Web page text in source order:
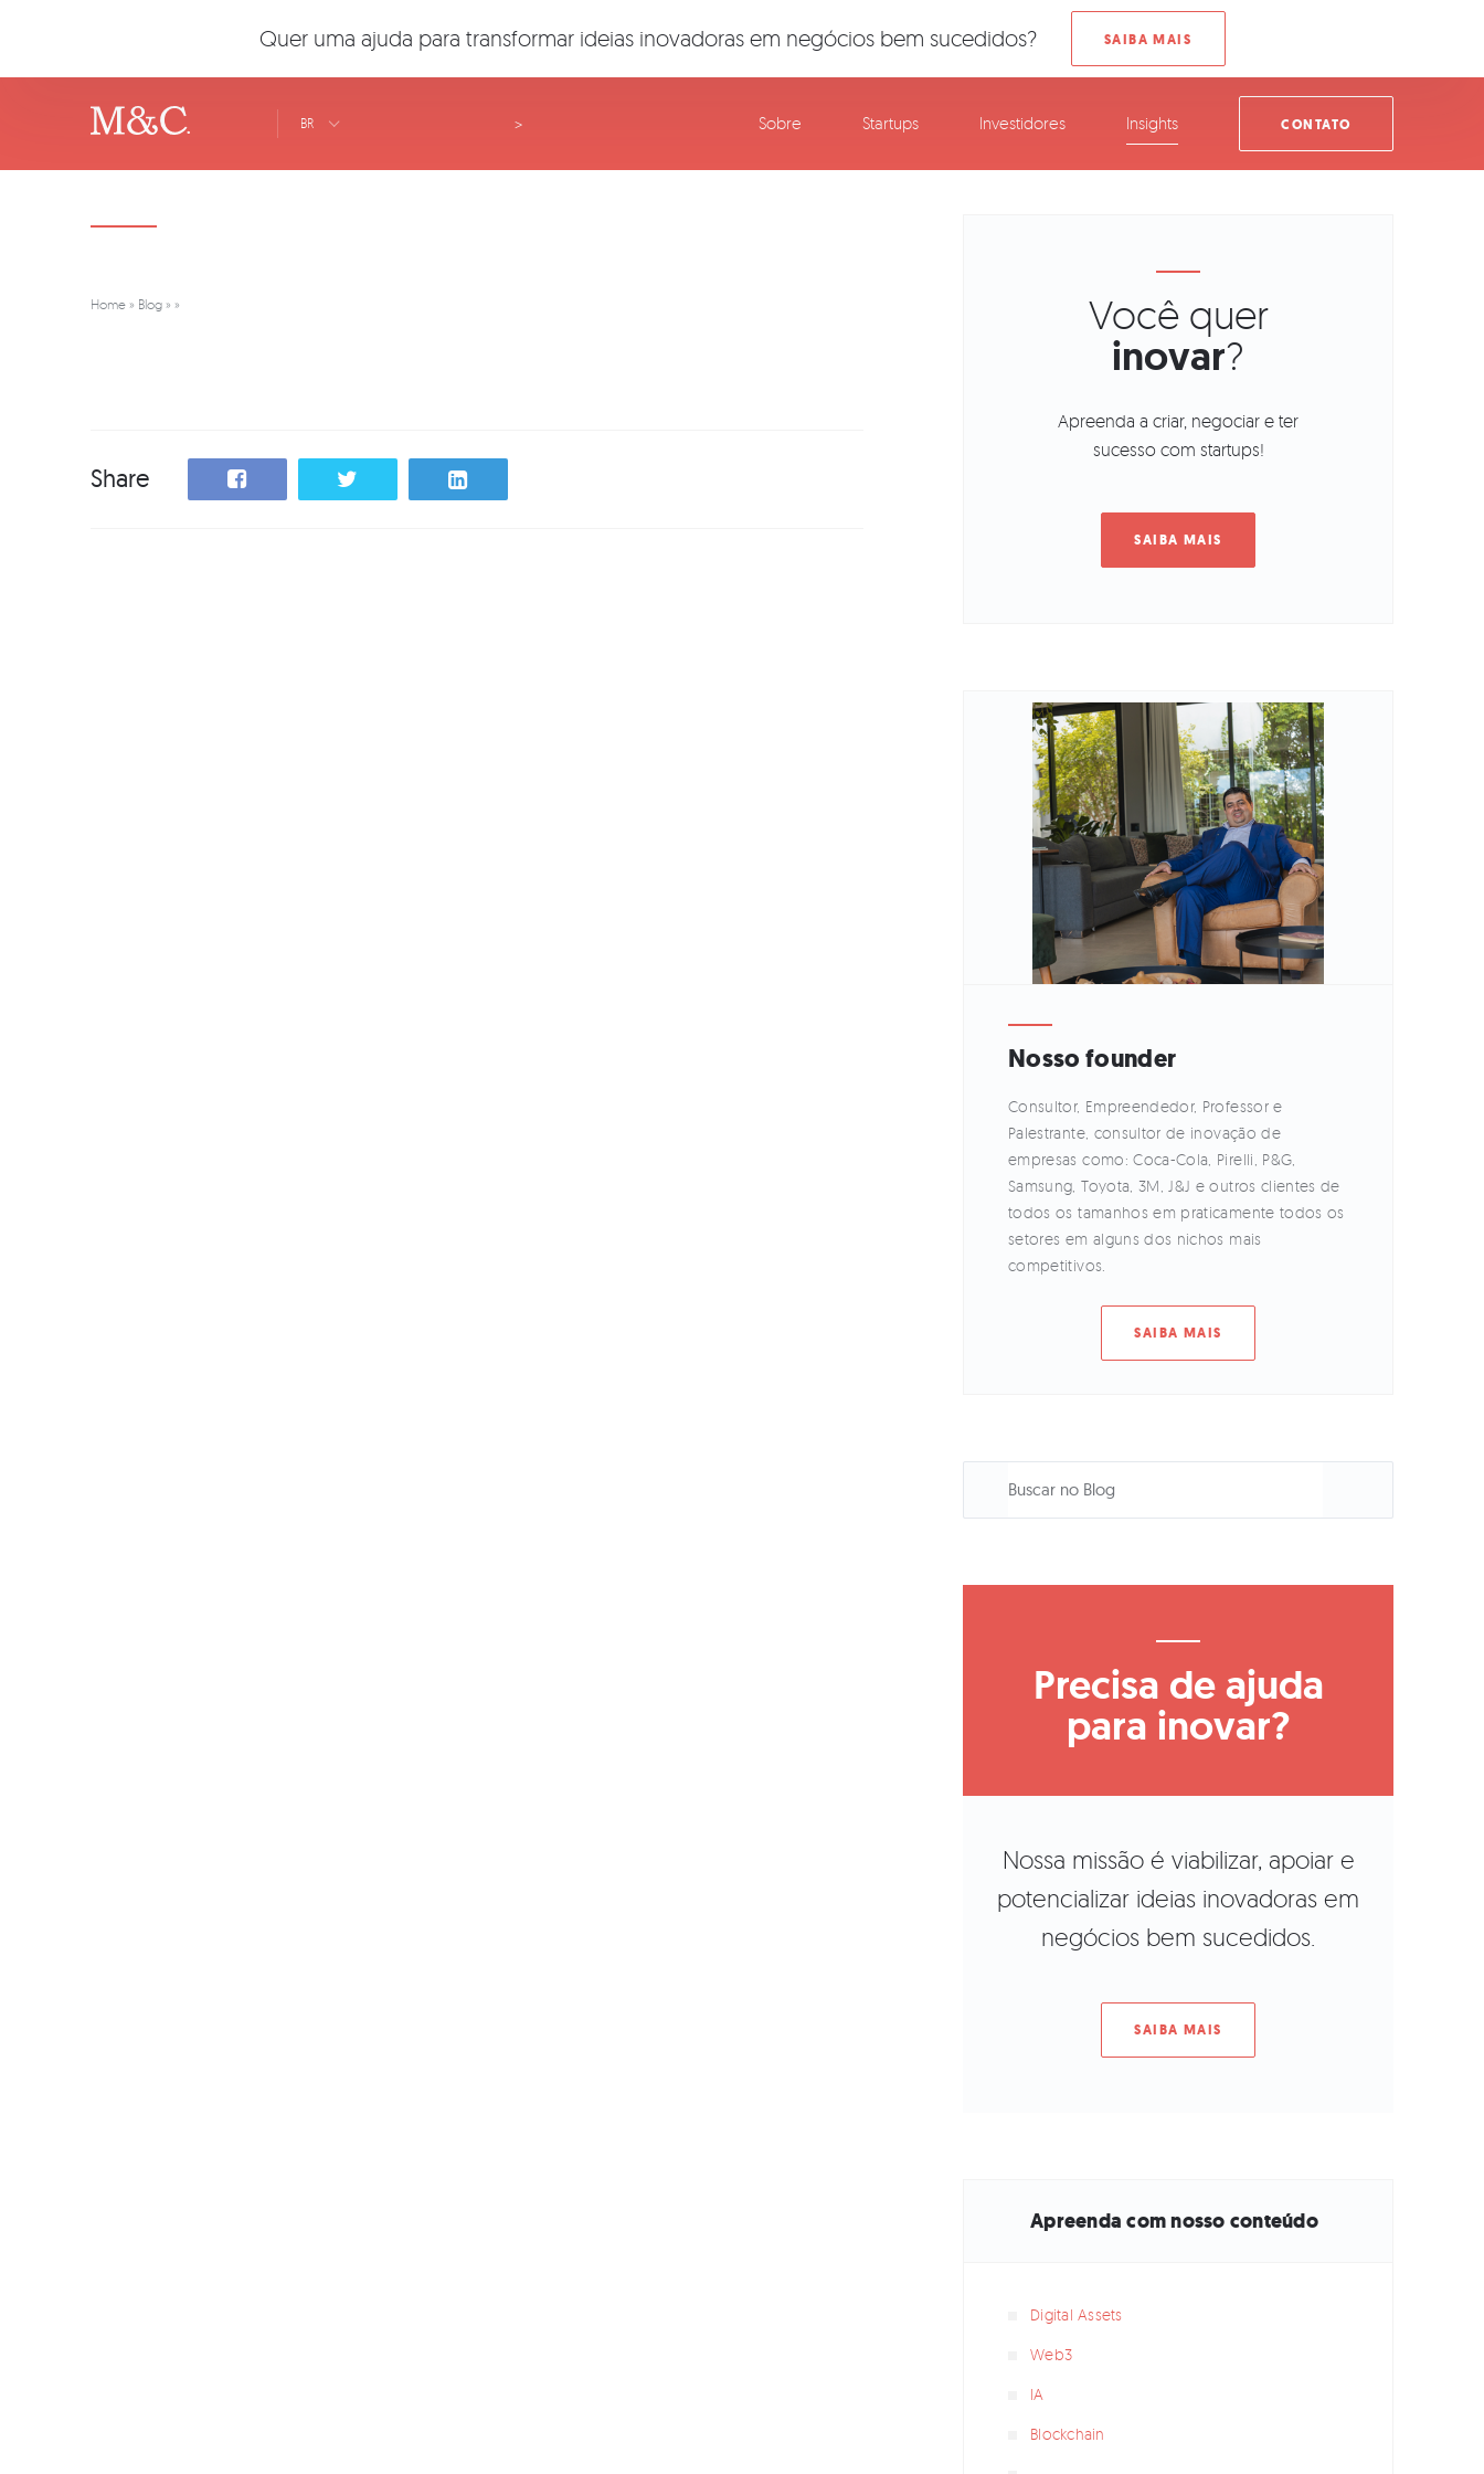
BR > Sobre Startups Investidores Insights CONTATO
Home » Blog » »
Share
Você quer
inovar?
Apreenda a criar, negociar e ter
sucesso com startups!
Nosso founder
Consultor, Empreendedor, Professor e
Palestrante, consultor de inovação de
empresas como: Coca-Cola, Pirelli, P&G,
Samsung, Toyota, 3M, J&J e outros clientes de
todos os tamanhos em praticamente todos os
setores em alguns dos nichos mais
competitivos.
SAIBA MAIS
Precisa de ajuda
para inovar?
Nossa missão é viabilizar, apoiar e
potencializar ideias inovadoras em
negócios bem sucedidos.
SAIBA MAIS
Apreenda com nosso conteúdo
Digital Assets
Web3
IA
Blockchain
Quer uma ajuda para transformar ideias inovadoras em negócios bem sucedidos?